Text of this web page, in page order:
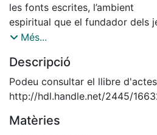
les fonts escrites, l’ambient
espiritual que el fundador dels
Loiola, va trobar en arribar
l’abadiat de García Jiménez de
Al cenobi benedictí va entrar
els autors devocionals
l’oració mental com a
Més...
Descripció
Podeu consultar el llibre
http://hdl.handle.net/2445/
Matèries